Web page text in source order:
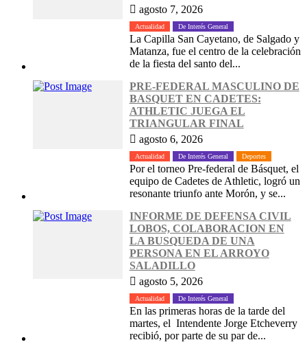
agosto 7, 2026
Actualidad De Interés General
La Capilla San Cayetano, de Salgado y
Matanza, fue el centro de la celebración
de la fiesta del santo del...
PRE-FEDERAL MASCULINO DE
BASQUET EN CADETES:
ATHLETIC JUEGA EL
TRIANGULAR FINAL
agosto 6, 2026
Actualidad De Interés General Deportes
Por el torneo Pre-federal de Básquet, el
equipo de Cadetes de Athletic, logró un
resonante triunfo ante Morón, y se...
INFORME DE DEFENSA CIVIL
LOBOS, COLABORACION EN
LA BUSQUEDA DE UNA
PERSONA EN EL ARROYO
SALADILLO
agosto 5, 2026
Actualidad De Interés General
En las primeras horas de la tarde del
martes, el Intendente Jorge Etcheverry
recibió, por parte de su par de...